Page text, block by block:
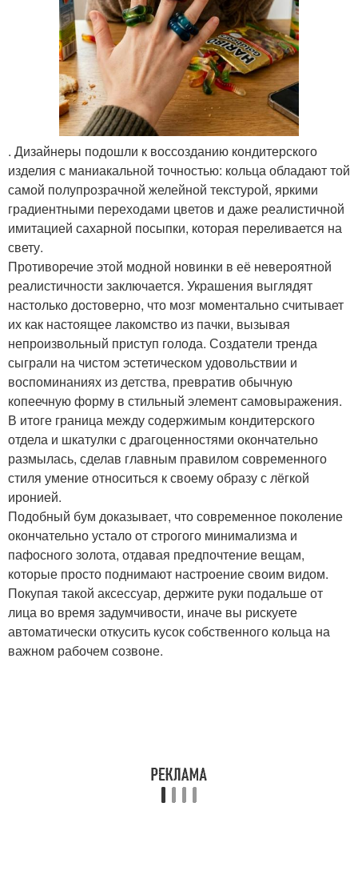
. Дизайнеры подошли к воссозданию кондитерского
изделия с маниакальной точностью: кольца обладают той
самой полупрозрачной желейной текстурой, яркими
градиентными переходами цветов и даже реалистичной
имитацией сахарной посыпки, которая переливается на
свету.
Противоречие этой модной новинки в её невероятной
реалистичности заключается. Украшения выглядят
настолько достоверно, что мозг моментально считывает
их как настоящее лакомство из пачки, вызывая
непроизвольный приступ голода. Создатели тренда
сыграли на чистом эстетическом удовольствии и
воспоминаниях из детства, превратив обычную
копеечную форму в стильный элемент самовыражения.
В итоге граница между содержимым кондитерского
отдела и шкатулки с драгоценностями окончательно
размылась, сделав главным правилом современного
стиля умение относиться к своему образу с лёгкой
иронией.
Подобный бум доказывает, что современное поколение
окончательно устало от строгого минимализма и
пафосного золота, отдавая предпочтение вещам,
которые просто поднимают настроение своим видом.
Покупая такой аксессуар, держите руки подальше от
лица во время задумчивости, иначе вы рискуете
автоматически откусить кусок собственного кольца на
важном рабочем созвоне.